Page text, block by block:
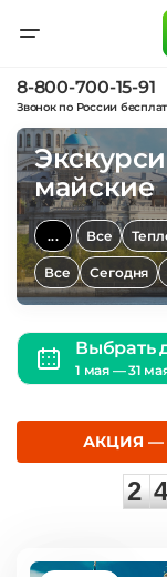
8-800-700-15-91
Звонок по России
майские
... Все
Все Сегодня
Выбрать
1 мая — 31
АКЦИЯ —
2
2
4
4